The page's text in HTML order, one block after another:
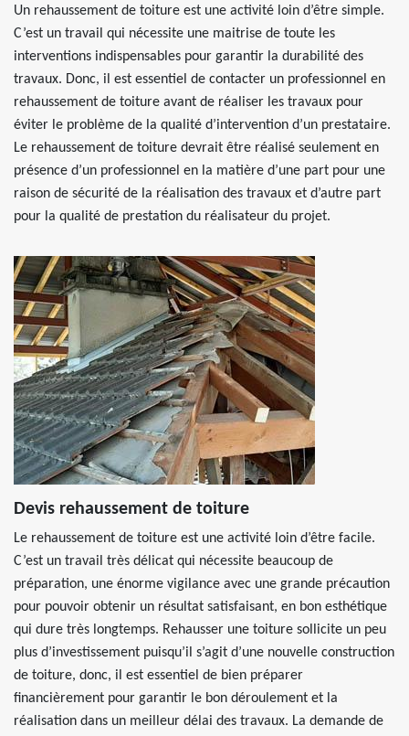
Un rehaussement de toiture est une activité loin d’être simple.
C’est un travail qui nécessite une maitrise de toute les
interventions indispensables pour garantir la durabilité des
travaux. Donc, il est essentiel de contacter un professionnel en
rehaussement de toiture avant de réaliser les travaux pour
éviter le problème de la qualité d’intervention d’un prestataire.
Le rehaussement de toiture devrait être réalisé seulement en
présence d’un professionnel en la matière d’une part pour une
raison de sécurité de la réalisation des travaux et d’autre part
pour la qualité de prestation du réalisateur du projet.
Devis rehaussement de toiture
Le rehaussement de toiture est une activité loin d’être facile.
C’est un travail très délicat qui nécessite beaucoup de
préparation, une énorme vigilance avec une grande précaution
pour pouvoir obtenir un résultat satisfaisant, en bon esthétique
qui dure très longtemps. Rehausser une toiture sollicite un peu
plus d’investissement puisqu’il s’agit d’une nouvelle construction
de toiture, donc, il est essentiel de bien préparer
financièrement pour garantir le bon déroulement et la
réalisation dans un meilleur délai des travaux. La demande de